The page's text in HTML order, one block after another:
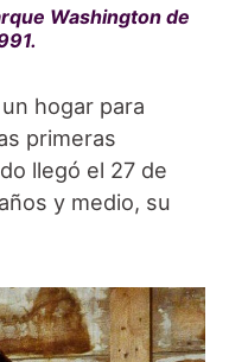
Washington de
hogar para
primeras
llegó el 27 de
y medio, su